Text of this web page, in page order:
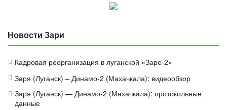
Новости Зари
Кадровая реорганизация в луганской «Заре-2»
Заря (Луганск) – Динамо-2 (Махачкала): видеообзор
Заря (Луганск) — Динамо-2 (Махачкала): протокольные
данные